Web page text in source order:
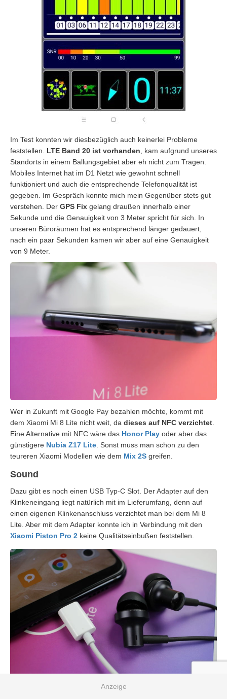
Im Test konnten wir diesbezüglich auch keinerlei Probleme
feststellen. LTE Band 20 ist vorhanden , kam aufgrund unseres
Standorts in einem Ballungsgebiet aber eh nicht zum Tragen.
Mobiles Internet hat im D1 Netzt wie gewohnt schnell
funktioniert und auch die entsprechende Telefonqualität ist
gegeben. Im Gespräch konnte mich mein Gegenüber stets gut
verstehen. Der GPS Fix gelang draußen innerhalb einer
Sekunde und die Genauigkeit von 3 Meter spricht für sich. In
unseren Büroräumen hat es entsprechend länger gedauert,
nach ein paar Sekunden kamen wir aber auf eine Genauigkeit
von 9 Meter.
Wer in Zukunft mit Google Pay bezahlen möchte, kommt mit
dem Xiaomi Mi 8 Lite nicht weit, da dieses auf NFC verzichtet
Eine Alternative mit NFC wäre das Honor Play oder aber das
günstigere Nubia Z17 Lite . Sonst muss man schon zu den
teureren Xiaomi Modellen wie dem Mix 2S greifen.
Sound
Dazu gibt es noch einen USB Typ-C Slot. Der Adapter auf den
Klinkeneingang liegt natürlich mit im Lieferumfang, denn auf
einen eigenen Klinkenanschluss verzichtet man bei dem Mi 8
Lite. Aber mit dem Adapter konnte ich in Verbindung mit den
Xiaomi Piston Pro 2 keine Qualitätseinbußen feststellen.